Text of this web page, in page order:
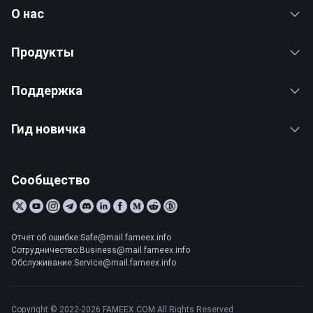
О нас
Продукты
Поддержка
Гид новичка
Сообщество
Отчет об ошибке:Safe@mail.fameex.info
Сотрудничество:Business@mail.fameex.info
Обслуживание:Service@mail.fameex.info
Copyright © 2022-2026 FAMEEX.COM All Rights Reserved